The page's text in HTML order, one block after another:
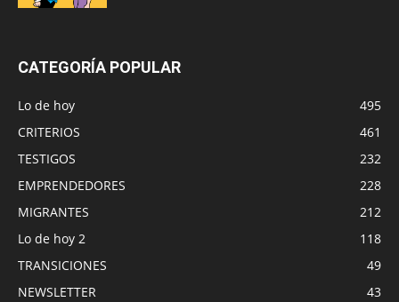
CATEGORÍA POPULAR
Lo de hoy
495
CRITERIOS
461
TESTIGOS
232
EMPRENDEDORES
228
MIGRANTES
212
Lo de hoy 2
118
TRANSICIONES
49
NEWSLETTER
43